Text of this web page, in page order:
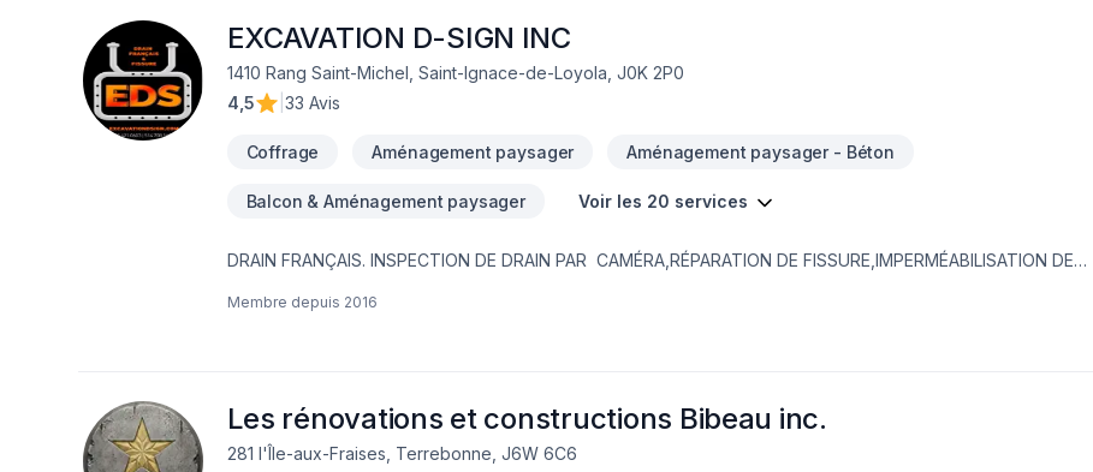
EXCAVATION D-SIGN INC
1410 Rang Saint-Michel, Saint-Ignace-de-Loyola, J0K 2P0
4,5
33 Avis
Coffrage Aménagement paysager Aménagement paysager - Béton
Balcon & Aménagement paysager Voir les 20 services
DRAIN FRANÇAIS. INSPECTION DE DRAIN PAR CAMÉRA,RÉPARATION DE FISSURE,IMPERMÉABILISATION DE
EAU NOUVEAU SERVICE EN 2023 ; INSTALLATION SEPTIQUE ;BIONEST ÉCOFLO ENVIRO-SEPTIQUE NOUVEAU SERVICE EN
Membre depuis 2016
Les rénovations et constructions Bibeau inc.
281 l'Île-aux-Fraises, Terrebonne, J6W 6C6